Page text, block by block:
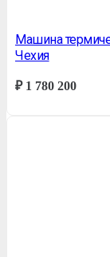
Машина
Чехия
₽1 780 200